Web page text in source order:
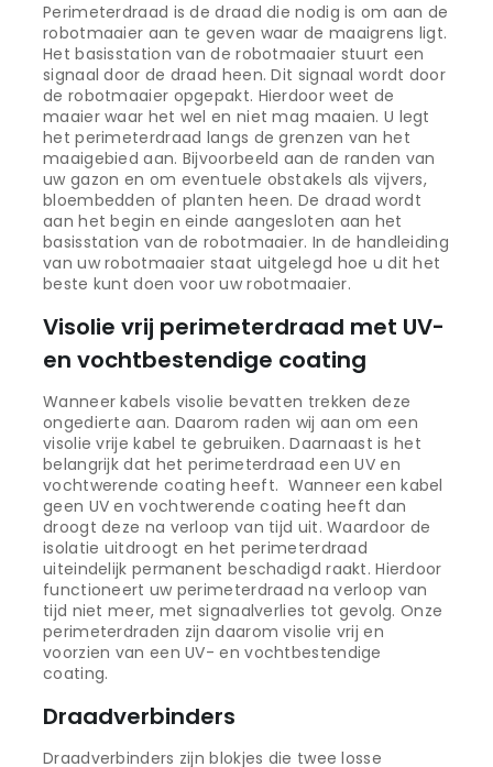
Perimeterdraad is de draad die nodig is om aan de
robotmaaier aan te geven waar de maaigrens ligt.
Het basisstation van de robotmaaier stuurt een
signaal door de draad heen. Dit signaal wordt door
de robotmaaier opgepakt. Hierdoor weet de
maaier waar het wel en niet mag maaien. U legt
het perimeterdraad langs de grenzen van het
maaigebied aan. Bijvoorbeeld aan de randen van
uw gazon en om eventuele obstakels als vijvers,
bloembedden of planten heen. De draad wordt
aan het begin en einde aangesloten aan het
basisstation van de robotmaaier. In de handleiding
van uw robotmaaier staat uitgelegd hoe u dit het
beste kunt doen voor uw robotmaaier.
Visolie vrij perimeterdraad met UV-
en vochtbestendige coating
Wanneer kabels visolie bevatten trekken deze
ongedierte aan. Daarom raden wij aan om een
visolie vrije kabel te gebruiken. Daarnaast is het
belangrijk dat het perimeterdraad een UV en
vochtwerende coating heeft. Wanneer een kabel
geen UV en vochtwerende coating heeft dan
droogt deze na verloop van tijd uit. Waardoor de
isolatie uitdroogt en het perimeterdraad
uiteindelijk permanent beschadigd raakt. Hierdoor
functioneert uw perimeterdraad na verloop van
tijd niet meer, met signaalverlies tot gevolg. Onze
perimeterdraden zijn daarom visolie vrij en
voorzien van een UV- en vochtbestendige
coating.
Draadverbinders
Draadverbinders zijn blokjes die twee losse